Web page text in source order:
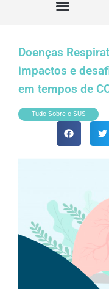
Doenças
impactos e
em tempos de
Tudo Sobre o SUS